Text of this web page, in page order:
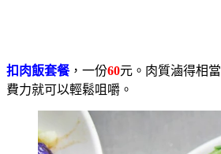
扣肉飯套餐，一份60元。肉質滷得相
費力就可以輕鬆咀嚼。